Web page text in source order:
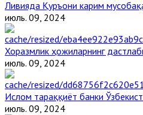
Ливияда Қуръони карим
июль. 09, 2024
Хоразмлик ҳожиларнинг
июль. 09, 2024
Ислом тараққиёт банки
июль. 09, 2024